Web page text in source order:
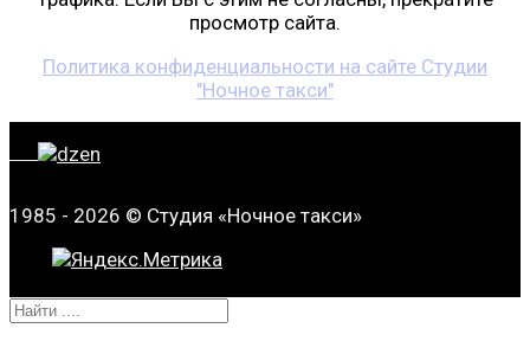
просмотр сайта.
Политика конфиденциальности на сайте Студии
"Ночное такси"
1985 - 2026 © Студия «Ночное такси»